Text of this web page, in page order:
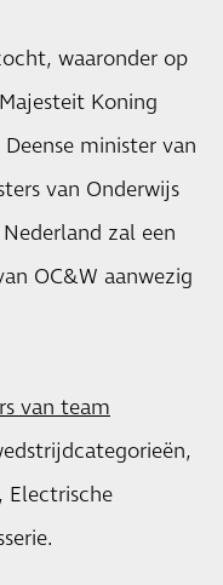
waaronder op
Koning
minister van
van Onderwijs
zal een
OC&W aanwezig
van team
Electrische